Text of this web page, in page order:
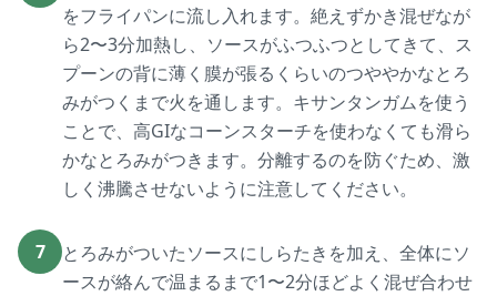
をフライパンに流し入れます。絶えずかき混ぜなが
ら2〜3分加熱し、ソースがふつふつとしてきて、ス
プーンの背に薄く膜が張るくらいのつややかなとろ
みがつくまで火を通します。キサンタンガムを使う
ことで、高GIなコーンスターチを使わなくても滑ら
かなとろみがつきます。分離するのを防ぐため、激
しく沸騰させないように注意してください。
7
とろみがついたソースにしらたきを加え、全体にソ
ースが絡んで温まるまで1〜2分ほどよく混ぜ合わせ